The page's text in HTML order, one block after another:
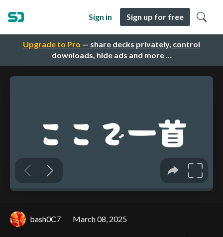
Upgrade to Pro — share decks privately, control
downloads, hide ads and more …
Sign in Sign up for free
bash0C7 March 08, 2025